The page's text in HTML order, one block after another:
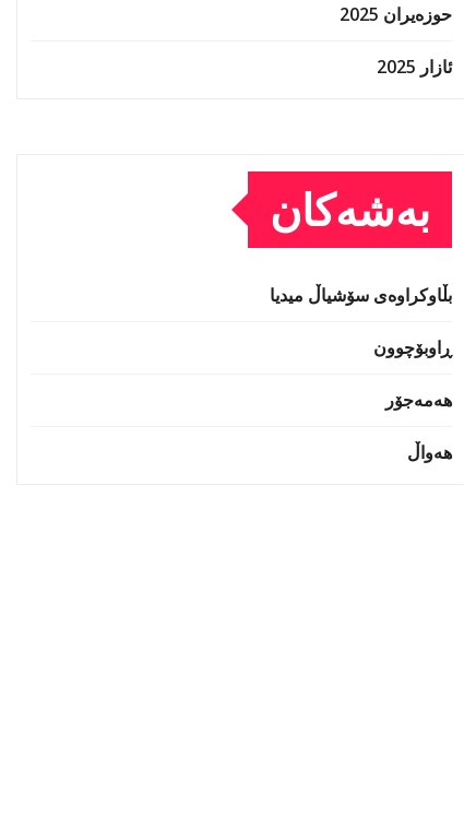
حوزه‌یران 2025
ئازار 2025
بەشەکان
بڵاوکراوەی سۆشیاڵ میدیا
ڕاوبۆچوون
هەمەجۆر
هەواڵ